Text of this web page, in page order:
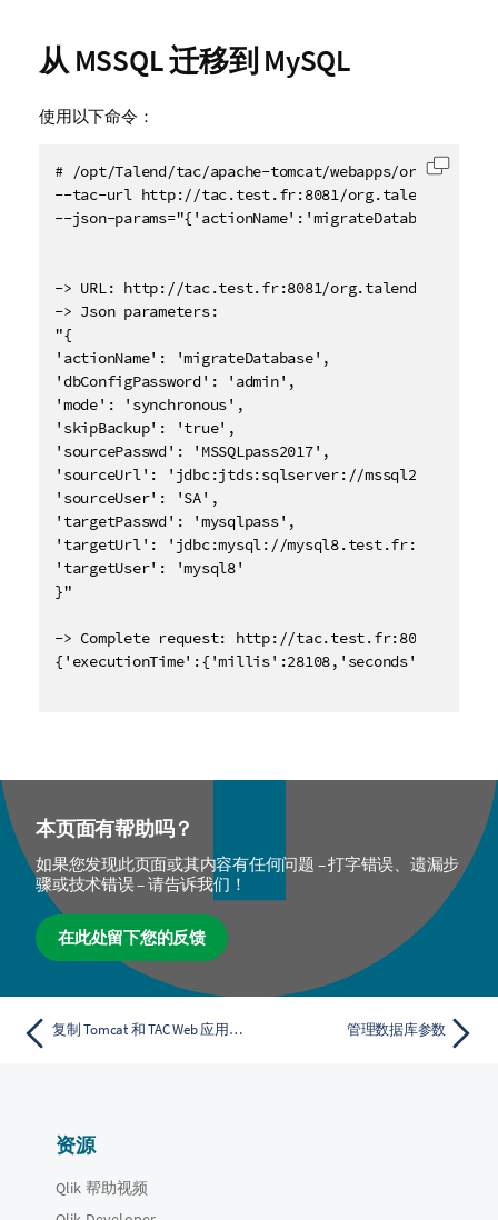
从 MSSQL 迁移到 MySQL
使用以下命令：
# /opt/Talend/tac/apache-tomcat/webapps/
--tac-url http://tac.test.fr:8081/
--json-
-> URL: http://tac.test.fr:8081/
-> Json parameters:
"{
'actionName': 'migrateDatabase',
'dbConfigPassword': 'admin',
'mode': 'synchronous',
'skipBackup': 'true',
'sourcePasswd': 'MSSQLpass2017',
'sourceUrl': 'jdbc:jtds:sqlserver://
'sourceUser': 'SA',
'targetPasswd': 'mysqlpass',
'targetUrl': 'jdbc:mysql://mysql8.test.fr:3306/
'targetUser': 'mysql8'
}"
-> Complete request: http://tac.test.fr:8081/
复制代
本页面有帮助吗？
如果您发现此页面或其内容有任何问题 – 打字错误、遗漏步
骤或技术错误 – 请告诉我们！
在此处留下您的反馈
复制 Tomcat 和 TAC Web 应用程序 管理数据库参数
资源
Qlik 帮助视频